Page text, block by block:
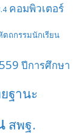
คอมพิวเตอร์
ตถกรรมนักเรียน
ปีการศึกษา
ฐานะ
สพฐ.